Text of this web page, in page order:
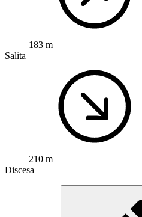
183 m
Salita
210 m
Discesa